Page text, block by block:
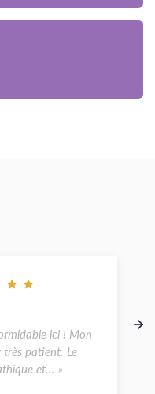
ici ! Mon
patient. Le
et... »